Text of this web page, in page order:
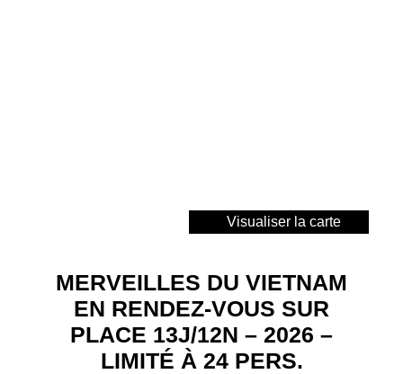
Visualiser la carte
MERVEILLES DU VIETNAM
EN RENDEZ-VOUS SUR
PLACE 13J/12N – 2026 –
LIMITÉ À 24 PERS.